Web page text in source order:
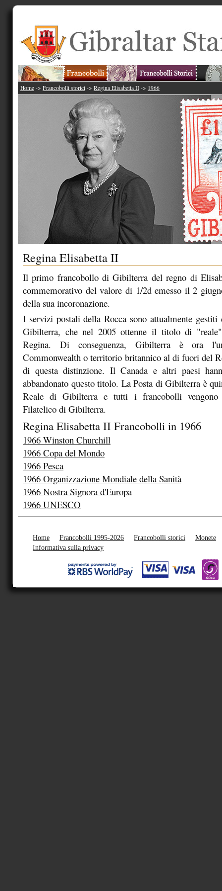
Home -> Francobolli storici -> Regina Elisabetta II -> 1966
Regina Elisabetta II
Il primo francobollo di Gibilterra del regno di
commemorativo del valore di 1/2d emesso il 2
della sua incoronazione.
I servizi postali della Rocca sono attualmente gestiti
Gibilterra, che nel 2005 ottenne il titolo di
Regina. Di conseguenza, Gibilterra è ora
Commonwealth o territorio britannico al di fuori del
di questa distinzione. Il Canada e altri paesi
abbandonato questo titolo. La Posta di Gibilterra è
Reale di Gibilterra e tutti i francobolli vengono
Filatelico di Gibilterra.
Regina Elisabetta II Francobolli in 1966
1966 Winston Churchill
1966 Copa del Mondo
1966 Pesca
1966 Organizzazione Mondiale della Sanità
1966 Nostra Signora d'Europa
1966 UNESCO
Home Francobolli 1995-2026 Francobolli storici
Monete
Informativa sulla privacy